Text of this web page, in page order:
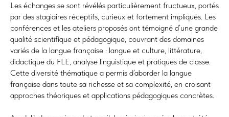
Les échanges se sont révélés particulièrement fructueux, portés
par des stagiaires réceptifs, curieux et fortement impliqués. Les
conférences et les ateliers proposés ont témoigné d’une grande
qualité scientifique et pédagogique, couvrant des domaines
variés de la langue française : langue et culture, littérature,
didactique du FLE, analyse linguistique et pratiques de classe.
Cette diversité thématique a permis d’aborder la langue
française dans toute sa richesse et sa complexité, en croisant
approches théoriques et applications pédagogiques concrètes.